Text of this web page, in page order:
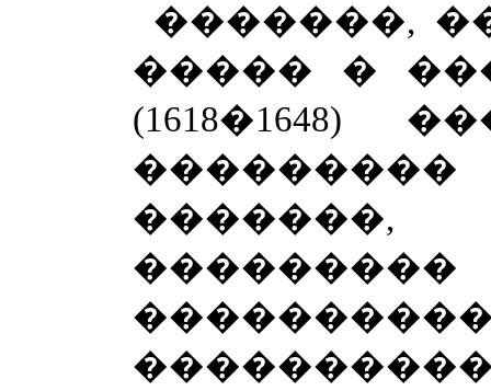
�������,
����� �
(1618�1648)